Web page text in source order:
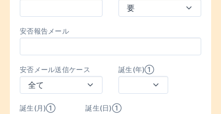
安否報告メール
安否メール送信ケース 誕生(年)①
誕生(月)① 誕生(日)①